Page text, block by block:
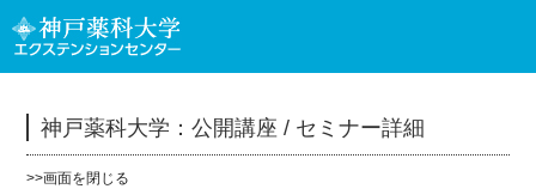
神戸薬科大学：公開講座 / セミナー詳細
>>画面を閉じる